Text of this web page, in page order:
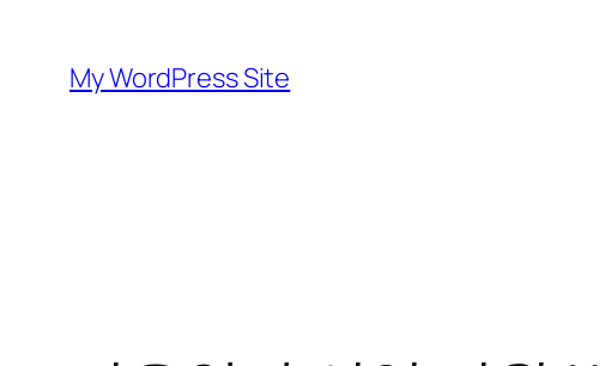
content
My WordPress Site